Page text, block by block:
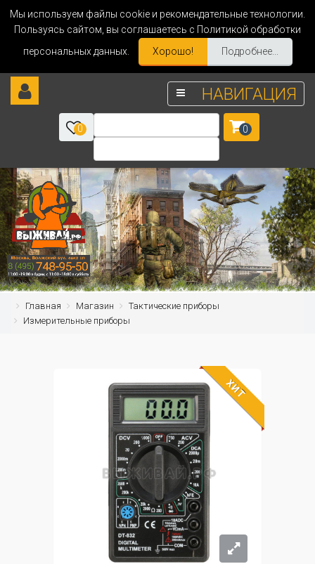
Мы используем файлы cookie и рекомендательные технологии.
Пользуясь сайтом, вы соглашаетесь с Политикой обработки
персональных данных.
Хорошо! Подробнее...
НАВИГАЦИЯ
0 0
Главная Магазин
Тактические приборы
Измерительные приборы
ХИТ